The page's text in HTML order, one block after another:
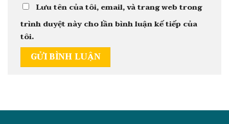
Lưu tên của tôi, email, và trang web trong
trình duyệt này cho lần bình luận kế tiếp của
tôi.